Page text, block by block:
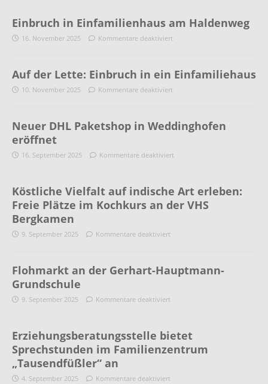
Einbruch in Einfamilienhaus am Haldenweg
16. November 2025 Kommentare deaktiviert
Auf der Lette: Einbruch in ein Einfamiliehaus
10. November 2025 Kommentare deaktiviert
Neuer DHL Paketshop in Weddinghofen
eröffnet
16. September 2025 Kommentare deaktiviert
Köstliche Vielfalt auf indische Art erleben:
Freie Plätze im Kochkurs an der VHS
Bergkamen
9. September 2025 Kommentare deaktiviert
Flohmarkt an der Gerhart-Hauptmann-
Grundschule
9. September 2025 Kommentare deaktiviert
Erziehungsberatungsstelle bietet
Sprechstunden im Familienzentrum
„Tausendfüßler“ an
4. September 2025 Kommentare deaktiviert